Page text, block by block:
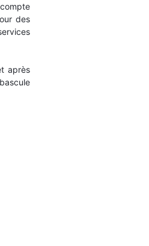
des
après